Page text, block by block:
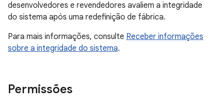
desenvolvedores e revendedores avaliem a integridade
do sistema após uma redefinição de fábrica.
Para mais informações, consulte Receber informações
sobre a integridade do sistema.
Permissões